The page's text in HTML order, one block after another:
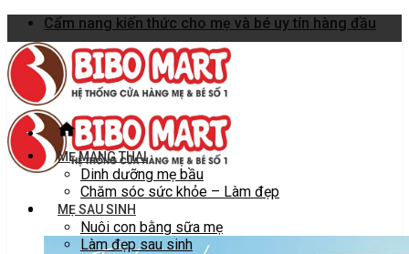
Skip
to
content
Cẩm nang kiến thức cho mẹ và bé uy tín hàng đầu
MẸ MANG THAI
Dinh dưỡng mẹ bầu
Chăm sóc sức khỏe – Làm đẹp
MẸ SAU SINH
Nuôi con bằng sữa mẹ
Làm đẹp sau sinh